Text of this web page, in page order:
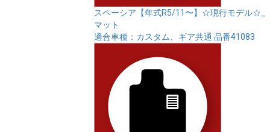
スペーシア【年式R5/11〜】☆現行モデル☆_
マット
適合車種：カスタム、ギア共通 品番41083